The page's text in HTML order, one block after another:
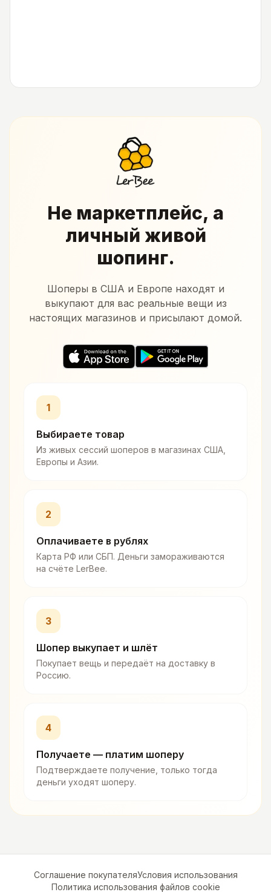
Не маркетплейс, а
личный живой
шопинг.
Шоперы в США и Европе находят и
выкупают для вас реальные вещи из
настоящих магазинов и присылают домой.
1
Выбираете товар
Из живых сессий шоперов в магазинах США,
Европы и Азии.
2
Оплачиваете в рублях
Карта РФ или СБП. Деньги замораживаются
на счёте LerBee.
3
Шопер выкупает и шлёт
Покупает вещь и передаёт на доставку в
Россию.
4
Получаете — платим шоперу
Подтверждаете получение, только тогда
деньги уходят шоперу.
Соглашение покупателяУсловия использования
Политика использования файлов cookie